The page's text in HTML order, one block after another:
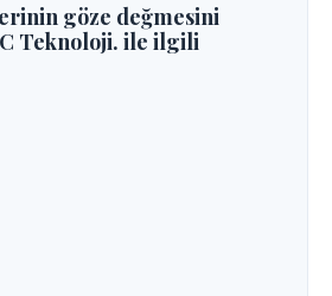
göze değmesini
Teknoloji. ile ilgili